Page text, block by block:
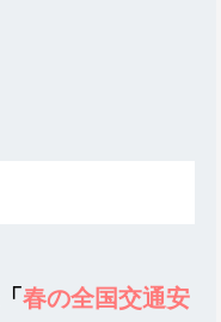
「春の全国交通安